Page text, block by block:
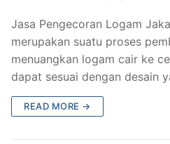
Ranjang Besi Tempa
Tiang Lampu PJU Antik
Pengecoran Logam
Alat Fitness Outdoor
​Jasa Pengecoran Logam
merupakan suatu proses
menuangkan logam cair ke
dapat sesuai dengan desain
READ MORE →